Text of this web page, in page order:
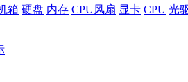
箱 硬盘 内存 CPU风扇 显卡 CPU 光